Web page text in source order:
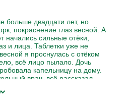
больше двадцати лет, но
покраснение глаз весной. А
начались сильные отёки,
и лица. Таблетки уже не
я проснулась с отёком
всё лицо пылало. Дочь
капельницу на дому.
врач, всё рассказал,
шла около получаса, всё